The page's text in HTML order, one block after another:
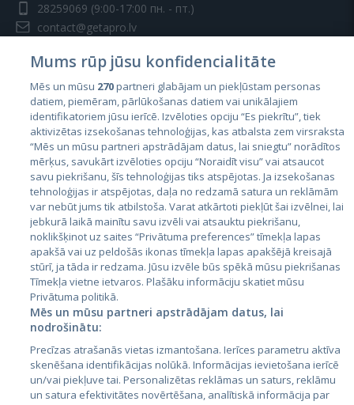
28259069 (9:00-17:00 пн. - пт.)
contact@getapro.lv
Страны
Эстония
Латвия
Литва
City24.lv
City24.ee
GetaPro.lv
GetaPro.ee
CVbankas.lt
Kainos.lt
Paslaugos.lt
auto24.ee
Mums rūp jūsu konfidencialitāte
Mēs un mūsu 270partneri glabājam un piekļūstam personas
datiem, piemēram, pārlūkošanas datiem vai unikālajiem
identifikatoriem jūsu ierīcē. Izvēloties opciju “Es piekrītu”, tiek
aktivizētas izsekošanas tehnoloģijas, kas atbalsta zem virsraksta
“Mēs un mūsu partneri apstrādājam datus, lai sniegtu” norādītos
mērķus, savukārt izvēloties opciju “Noraidīt visu” vai atsaucot
savu piekrišanu, šīs tehnoloģijas tiks atspējotas. Ja izsekošanas
tehnoloģijas ir atspējotas, daļa no redzamā satura un reklāmām
var nebūt jums tik atbilstoša. Varat atkārtoti piekļūt šai izvēlnei, lai
jebkurā laikā mainītu savu izvēli vai atsauktu piekrišanu,
noklikšķinot uz saites “Privātuma preferences” tīmekļa lapas
apakšā vai uz peldošās ikonas tīmekļa lapas apakšējā kreisajā
stūrī, ja tāda ir redzama. Jūsu izvēle būs spēkā mūsu piekrišanas
Tīmekļa vietne ietvaros. Plašāku informāciju skatiet mūsu
Privātuma politikā.
Mēs un mūsu partneri apstrādājam datus, lai
nodrošinātu:
Precīzas atrašanās vietas izmantošana. Ierīces parametru aktīva
skenēšana identifikācijas nolūkā. Informācijas ievietošana ierīcē
un/vai piekļuve tai. Personalizētas reklāmas un saturs, reklāmu
un satura efektivitātes novērtēšana, analītiskā informācija par